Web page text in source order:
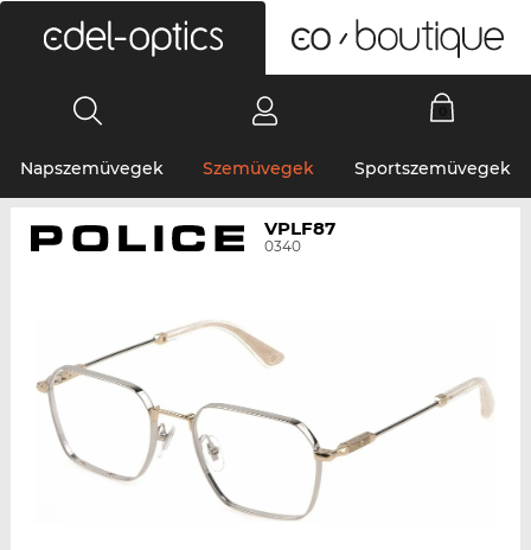
Napszemüvegek Szemüvegek Sportszemüvegek
VPLF87
0340